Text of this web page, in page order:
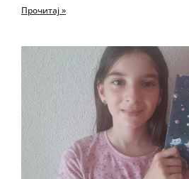
Прочитај »